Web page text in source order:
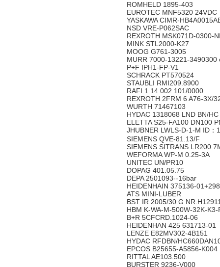
ROMHELD 1895-403
EUROTEC MNF5320 24VDC
YASKAWA CIMR-
NSD VRE-P062SAC
REXROTH MSK071D-0300-
MINK STL2000-K27
MOOG G761-3005
MURR 7000-13221-3490300
P+F IPH1-FP-V1
SCHRACK PT570524
STAUBLI RMI209.8900
RAFI 1.14.002.101/0000
REXROTH 2FRM 6 A76-3X/
WURTH 71467103
HYDAC 1318068 LND BN/
ELETTA S25-FA100 DN100
JHUBNER LWLS-D-1-M ID
SIEMENS QVE-81.13/F
SIEMENS SITRANS LR200
WEFORMA WP-M 0.25-3A
UNITEC UN/PR10
DOPAG 401.05.75
DEPA 2501093--16bar
HEIDENHAIN 375136-
ATS MINI-LUBER
BST IR 2005/30 G
HBM K-WA-M-500W-32K-
B+R 5CFCRD.1024-06
HEIDENHAN 425 631713-01
LENZE E82MV302-4B151
HYDAC RFDBN/
EPCOS B25655-A5856-K004
RITTAL AE103.500
BURSTER 9236-V000